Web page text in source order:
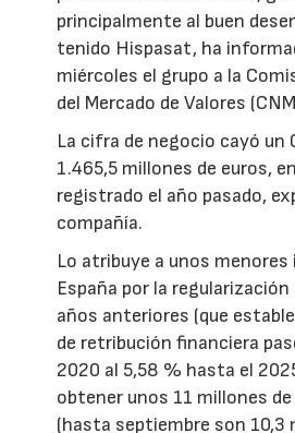
principalmente al buen
tenido Hispasat, ha
miércoles el grupo a la
del Mercado de Valores
La cifra de negocio cayó un
1.465,5 millones de euros,
registrado el año pasado,
compañía.
Lo atribuye a unos menores
España por la
años anteriores (que
de retribución financiera
2020 al 5,58 % hasta el
obtener unos 11 millones
(hasta septiembre son 10,3